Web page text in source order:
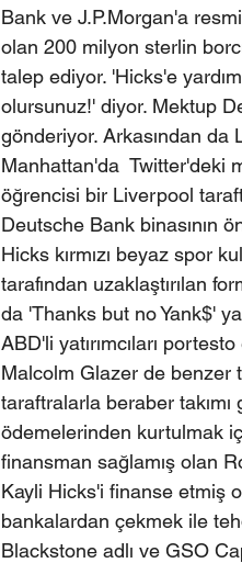
Bank ve J.P.Morgan'a
olan 200 milyon sterlin
talep ediyor. 'Hicks'e
olursunuz!' diyor. Mektup
gönderiyor. Arkasından da
Manhattan'da  Twitter'deki
öğrencisi bir Liverpool
Deutsche Bank binasının
Hicks kırmızı beyaz spor
tarafından uzaklaştırılan
da 'Thanks but no Yank$'
ABD'li yatırımcıları
Malcolm Glazer de benzer
taraftralarla beraber
ödemelerinden kurtulmak
finansman sağlamış olan
Kayli Hicks'i finanse etmiş
bankalardan çekmek ile
Blackstone adlı ve GSO